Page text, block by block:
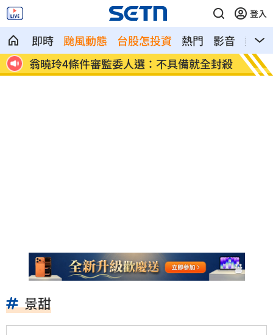
登入
即時 颱風動態 台股怎投資 熱門 影音
熱搜
殺 比果汁毒！「水果1吃法」狠奪命:心臟驟
停
女律
堆
景甜